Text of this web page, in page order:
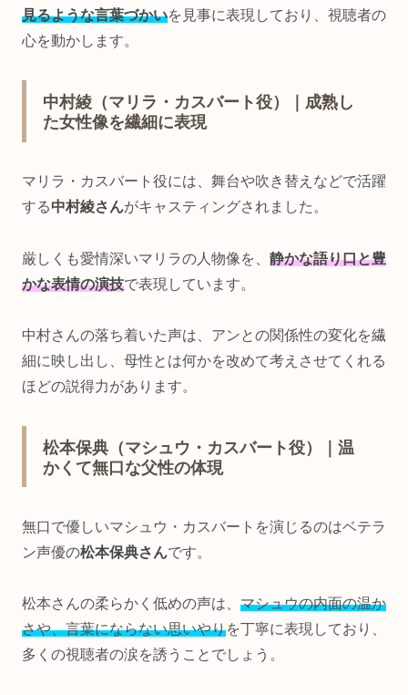
見るような言葉づかいを見事に表現しており、視聴者の
心を動かします。
中村綾（マリラ・カスバート役）｜成熟し
た女性像を繊細に表現
マリラ・カスバート役には、舞台や吹き替えなどで活躍
する中村綾さんがキャスティングされました。
厳しくも愛情深いマリラの人物像を、 静かな語り口と豊
かな表情の演技で表現しています。
中村さんの落ち着いた声は、アンとの関係性の変化を繊
細に映し出し、母性とは何かを改めて考えさせてくれる
ほどの説得力があります。
松本保典（マシュウ・カスバート役）｜温
かくて無口な父性の体現
無口で優しいマシュウ・カスバートを演じるのはベテラ
ン声優の松本保典さんです。
松本さんの柔らかく低めの声は、 マシュウの内面の温か
さや、言葉にならない思いやりを丁寧に表現しており、
多くの視聴者の涙を誘うことでしょう。